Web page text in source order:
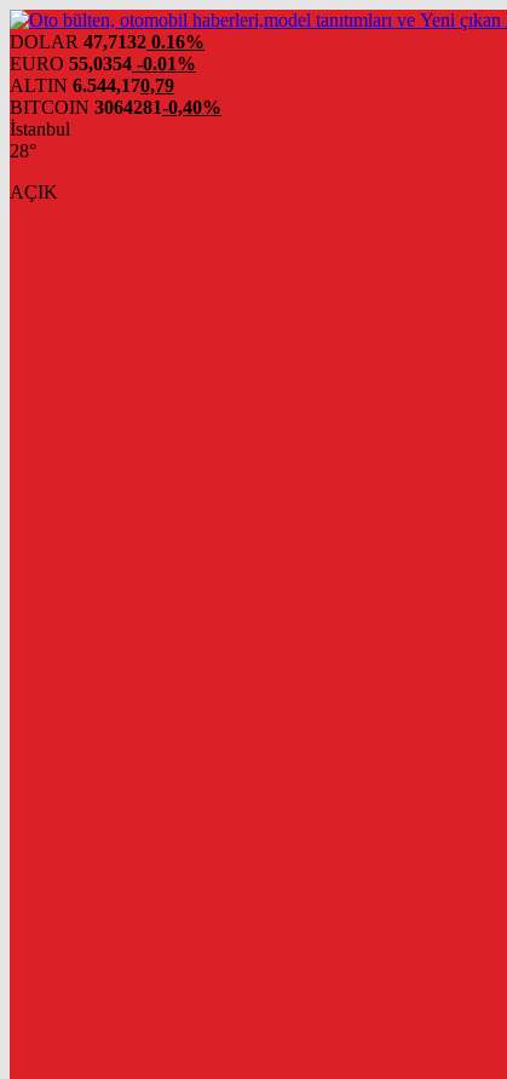
DOLAR 47,7132 0.16%
EURO 55,0354 -0.01%
ALTIN 6.544,170,79
BITCOIN 3064281-0,40%
İstanbul
28°
AÇIK